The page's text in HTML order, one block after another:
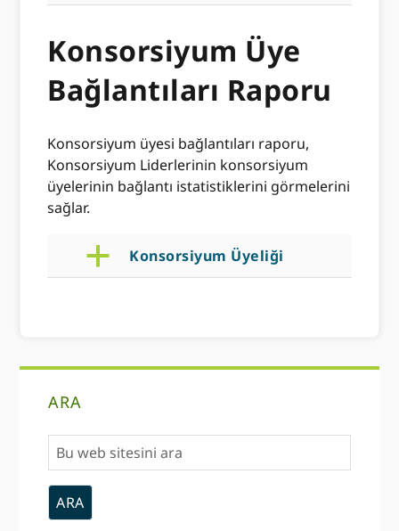
Konsorsiyum Üye
Bağlantıları Raporu
Konsorsiyum üyesi bağlantıları raporu,
Konsorsiyum Liderlerinin konsorsiyum
üyelerinin bağlantı istatistiklerini görmelerini
sağlar.
a Konsorsiyum Üyeliği
Çubuğu
ARA
Bu
web
sitesini
ara